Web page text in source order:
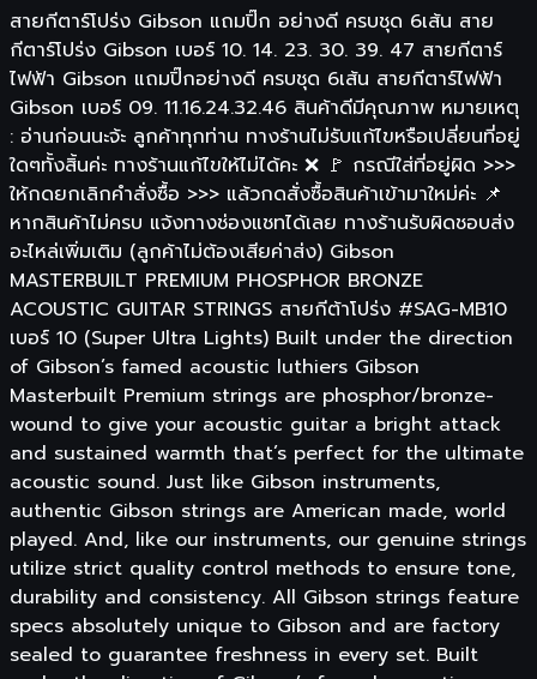
สายกีตาร์โปร่ง Gibson แถมปิ๊ก อย่างดี ครบชุด 6เส้น สาย
กีตาร์โปร่ง Gibson เบอร์ 10. 14. 23. 30. 39. 47 สายกีตาร์
ไฟฟ้า Gibson แถมปิ๊กอย่างดี ครบชุด 6เส้น สายกีตาร์ไฟฟ้า
Gibson เบอร์ 09. 11.16.24.32.46 สินค้าดีมีคุณภาพ หมายเหตุ
: อ่านก่อนนะจ้ะ ลูกค้าทุกท่าน ทางร้านไม่รับแก้ไขหรือเปลี่ยนที่อยู่
ใดๆทั้งสิ้นค่ะ ทางร้านแก้ไขให้ไม่ได้คะ ❌ 🚩 กรณีใส่ที่อยู่ผิด >>>
ให้กดยกเลิกคำสั่งซื้อ >>> แล้วกดสั่งซื้อสินค้าเข้ามาใหม่ค่ะ 📌
หากสินค้าไม่ครบ แจ้งทางช่องแชทได้เลย ทางร้านรับผิดชอบส่ง
อะไหล่เพิ่มเติม (ลูกค้าไม่ต้องเสียค่าส่ง) Gibson
MASTERBUILT PREMIUM PHOSPHOR BRONZE
ACOUSTIC GUITAR STRINGS สายกีต้าโปร่ง #SAG-MB10
เบอร์ 10 (Super Ultra Lights) Built under the direction
of Gibson’s famed acoustic luthiers Gibson
Masterbuilt Premium strings are phosphor/bronze-
wound to give your acoustic guitar a bright attack
and sustained warmth that’s perfect for the ultimate
acoustic sound. Just like Gibson instruments,
authentic Gibson strings are American made, world
played. And, like our instruments, our genuine strings
utilize strict quality control methods to ensure tone,
durability and consistency. All Gibson strings feature
specs absolutely unique to Gibson and are factory
sealed to guarantee freshness in every set. Built